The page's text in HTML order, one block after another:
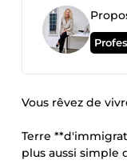
Vous rêvez de
Terre
plus aussi simple